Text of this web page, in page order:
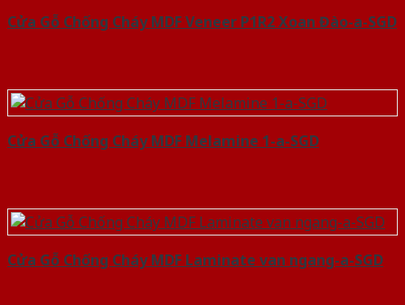
Cửa Gỗ Chống Cháy MDF Veneer P1R2 Xoan Đào-a-SGD
Cửa Gỗ Chống Cháy MDF Melamine 1-a-SGD
Cửa Gỗ Chống Cháy MDF Laminate van ngang-a-SGD